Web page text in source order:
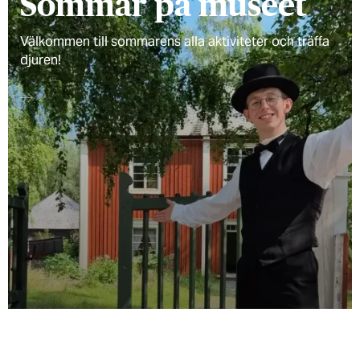
Välkommen till sommarens alla aktiviteter och träffa
djuren!